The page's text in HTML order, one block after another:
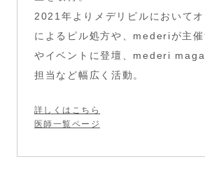
2021年よりメデリピルにおいて
によるピル処方や、mederiが主
やイベントに登壇、 mederi
担当など幅広く活動。
詳しくはこちら
医師一覧ページ